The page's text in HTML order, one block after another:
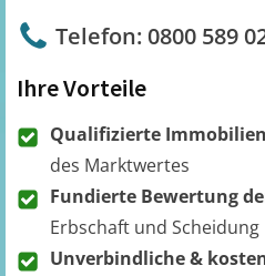
Telefon: 0800 589
Ihre Vorteile
Qualifizierte
des Marktwertes
Fundierte Bewertung
Erbschaft und Scheidung
Unverbindliche &